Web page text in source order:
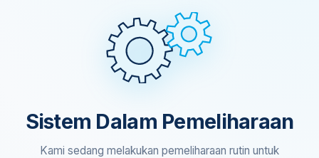
Sistem Dalam Pemeliharaan
Kami sedang melakukan pemeliharaan rutin untuk